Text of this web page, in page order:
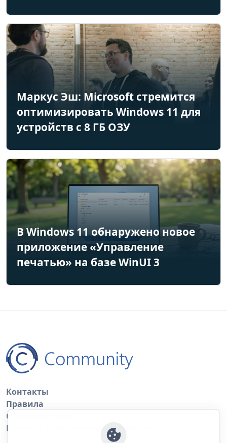
Маркус Эш: Microsoft стремится
оптимизировать Windows 11 для
устройств с 8 ГБ ОЗУ
В Windows 11 обнаружено новое
приложение «Управление
печатью» на базе WinUI 3
Контакты
Правила
Обратная связь
Правила копирования материалов